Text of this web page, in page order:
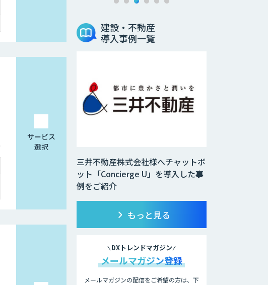
サービス
選択
建設・不動産
導入事例一覧
三井不動産株式会社様へチャットボ
ット「Concierge U」を導入した事
例をご紹介
もっと見る
DXトレンドマガジン
メールマガジン登録
メールマガジンの配信をご希望の方は、下